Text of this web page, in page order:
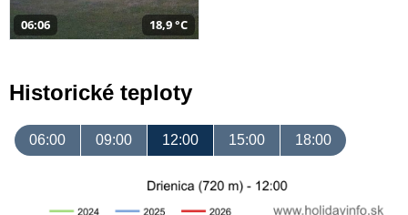
06:06 18,9 °C
Historické teploty
06:00 09:00 12:00 15:00 18:00